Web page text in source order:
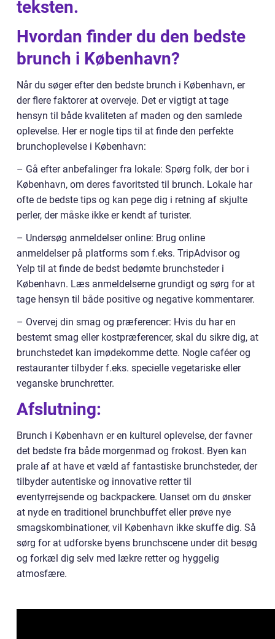
teksten.
Hvordan finder du den bedste
brunch i København?
Når du søger efter den bedste brunch i København, er
der flere faktorer at overveje. Det er vigtigt at tage
hensyn til både kvaliteten af maden og den samlede
oplevelse. Her er nogle tips til at finde den perfekte
brunchoplevelse i København:
– Gå efter anbefalinger fra lokale: Spørg folk, der bor i
København, om deres favoritsted til brunch. Lokale har
ofte de bedste tips og kan pege dig i retning af skjulte
perler, der måske ikke er kendt af turister.
– Undersøg anmeldelser online: Brug online
anmeldelser på platforms som f.eks. TripAdvisor og
Yelp til at finde de bedst bedømte brunchsteder i
København. Læs anmeldelserne grundigt og sørg for at
tage hensyn til både positive og negative kommentarer.
– Overvej din smag og præferencer: Hvis du har en
bestemt smag eller kostpræferencer, skal du sikre dig, at
brunchstedet kan imødekomme dette. Nogle caféer og
restauranter tilbyder f.eks. specielle vegetariske eller
veganske brunchretter.
Afslutning:
Brunch i København er en kulturel oplevelse, der favner
det bedste fra både morgenmad og frokost. Byen kan
prale af at have et væld af fantastiske brunchsteder, der
tilbyder autentiske og innovative retter til
eventyrrejsende og backpackere. Uanset om du ønsker
at nyde en traditionel brunchbuffet eller prøve nye
smagskombinationer, vil København ikke skuffe dig. Så
sørg for at udforske byens brunchscene under dit besøg
og forkæl dig selv med lækre retter og hyggelig
atmosfære.